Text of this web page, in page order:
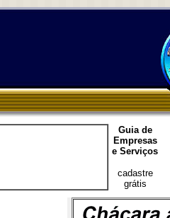
Guia de
Empresas
e Serviços
cadastre
grátis